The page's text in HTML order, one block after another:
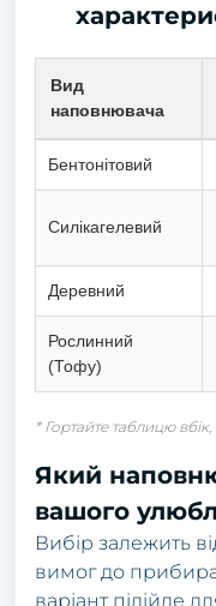
Вид
наповнювача
Бентонітовий
Силікагелевий
Деревний
Рослинний
(Тофу)
* Гортайте таблицю
Який
вашого
Вибір залежить
вимог до
варіант підійде